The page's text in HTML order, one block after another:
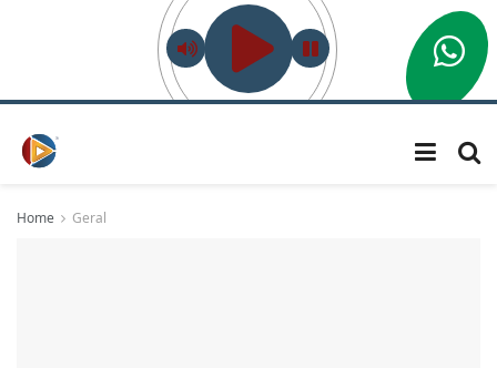
Home Geral